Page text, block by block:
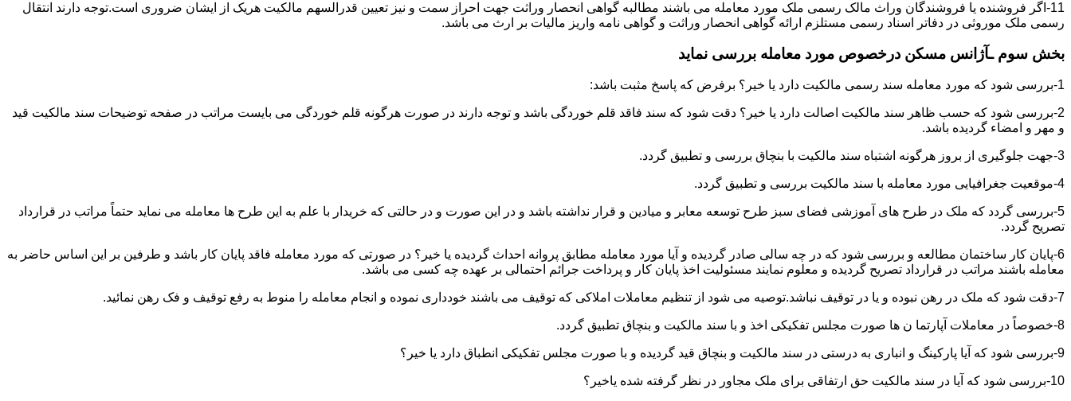
11-اگر فروشنده یا فروشندگان وراث مالک رسمی ملک مورد معامله می باشند مطالبه گواهی انحصار وراثت جهت احراز سمت و نیز تعیین قدرالسهم مالکیت هریک از ایشان ضروری است.توجه دارند انتقال
رسمی ملک موروثی در دفاتر اسناد رسمی مستلزم ارائه گواهی انحصار وراثت و گواهی نامه واریز مالیات بر ارث می باشد.
بخش سوم ـآژانس مسکن درخصوص مورد معامله بررسی نماید
1-بررسی شود که مورد معامله سند رسمی مالکیت دارد یا خیر؟ برفرض که پاسخ مثبت باشد:
2-بررسی شود که حسب ظاهر سند مالکیت اصالت دارد یا خیر؟ دقت شود که سند فاقد قلم خوردگی باشد و توجه دارند در صورت هرگونه قلم خوردگی می بایست مراتب در صفحه توضیحات سند مالکیت قید
و مهر و امضاء گردیده باشد.
3-جهت جلوگیری از بروز هرگونه اشتباه سند مالکیت با بنچاق بررسی و تطبیق گردد.
4-موقعیت جغرافیایی مورد معامله با سند مالکیت بررسی و تطبیق گردد.
5-بررسی گردد که ملک در طرح های آموزشی فضای سبز طرح توسعه معابر و میادین و قرار نداشته باشد و در این صورت و در حالتی که خریدار با علم به این طرح ها معامله می نماید حتماً مراتب در قرارداد
تصریح گردد.
6-پایان کار ساختمان مطالعه و بررسی شود که در چه سالی صادر گردیده و آیا مورد معامله مطابق پروانه احداث گردیده یا خیر؟ در صورتی که مورد معامله فاقد پایان کار باشد و طرفین بر این اساس حاضر به
معامله باشند مراتب در قرارداد تصریح گردیده و معلوم نمایند مسئولیت اخذ پایان کار و پرداخت جرائم احتمالی بر عهده چه کسی می باشد.
7-دقت شود که ملک در رهن نبوده و یا در توقیف نباشد.توصیه می شود از تنظیم معاملات املاکی که توقیف می باشند خودداری نموده و انجام معامله را منوط به رفع توقیف و فک رهن نمائید.
8-خصوصاً در معاملات آپارتما ن ها صورت مجلس تفکیکی اخذ و با سند مالکیت و بنچاق تطبیق گردد.
9-بررسی شود که آیا پارکینگ و انباری به درستی در سند مالکیت و بنچاق قید گردیده و با صورت مجلس تفکیکی انطباق دارد یا خیر؟
10-بررسی شود که آیا در سند مالکیت حق ارتفاقی برای ملک مجاور در نظر گرفته شده یاخیر؟